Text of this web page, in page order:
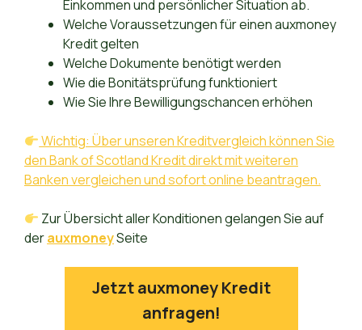
Einkommen und persönlicher Situation ab.
Welche Voraussetzungen für einen auxmoney
Kredit gelten
Welche Dokumente benötigt werden
Wie die Bonitätsprüfung funktioniert
Wie Sie Ihre Bewilligungschancen erhöhen
Wichtig: Über unseren Kreditvergleich können Sie
den Bank of Scotland Kredit direkt mit weiteren
Banken vergleichen und sofort online beantragen.
Zur Übersicht aller Konditionen gelangen Sie auf
derauxmoneySeite
Jetzt auxmoney Kredit
anfragen!